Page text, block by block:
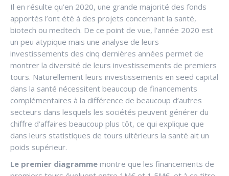
Il en résulte qu’en 2020, une grande majorité des fonds
apportés l’ont été à des projets concernant la santé,
biotech ou medtech. De ce point de vue, l’année 2020 est
un peu atypique mais une analyse de leurs
investissements des cinq dernières années permet de
montrer la diversité de leurs investissements de premiers
tours. Naturellement leurs investissements en seed capital
dans la santé nécessitent beaucoup de financements
complémentaires à la différence de beaucoup d’autres
secteurs dans lesquels les sociétés peuvent générer du
chiffre d’affaires beaucoup plus tôt, ce qui explique que
dans leurs statistiques de tours ultérieurs la santé ait un
poids supérieur.
Le premier diagramme montre que les financements de